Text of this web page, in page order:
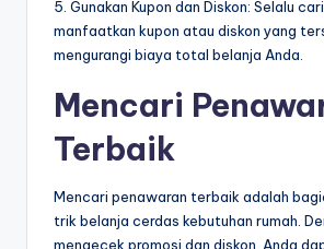
5. Gunakan Kupon dan Diskon: Selalu
manfaatkan kupon atau diskon yang
mengurangi biaya total belanja Anda.
Mencari
Terbaik
Mencari penawaran terbaik adalah
trik belanja cerdas kebutuhan rumah.
mengecek promosi dan diskon, Anda